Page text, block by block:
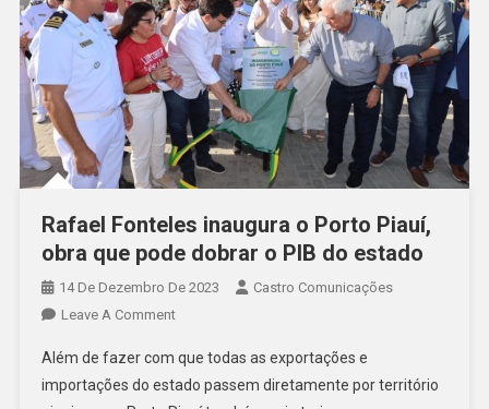
Rafael Fonteles inaugura o Porto Piauí,
obra que pode dobrar o PIB do estado
14 De Dezembro De 2023
Castro Comunicações
Leave A Comment
Além de fazer com que todas as exportações e
importações do estado passem diretamente por território